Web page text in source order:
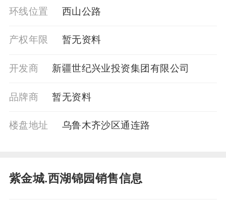
环线位置 西山公路
产权年限 暂⽆资料
开发商 新疆世纪兴业投资集团有限公司
品牌商 暂⽆资料
楼盘地址 乌鲁木齐沙区通连路
紫金城.西湖锦园销售信息